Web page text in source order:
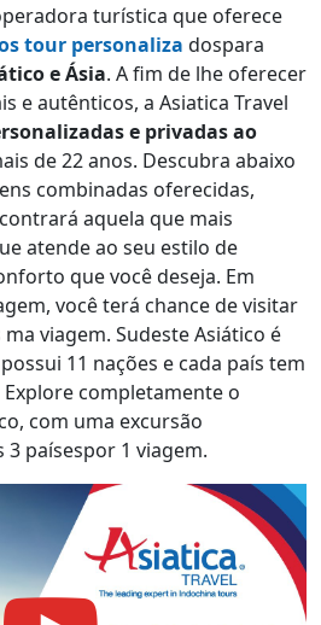
turística que oferece
tour personaliza dospara
e Ásia. A fim de lhe oferecer
e autênticos, a Asiatica Travel
e privadas ao
de 22 anos. Descubra abaixo
combinadas oferecidas,
aquela que mais
atende ao seu estilo de
que você deseja. Em
você terá chance de visitar
viagem. Sudeste Asiático é
11 nações e cada país tem
completamente o
com uma excursão
paísespor 1 viagem.